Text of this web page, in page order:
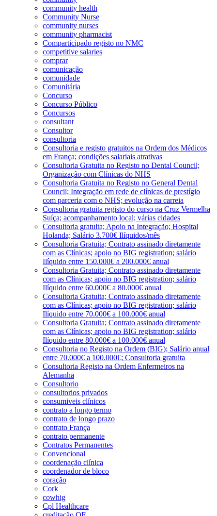
community health
Community Nurse
community nurses
community pharmacist
Comparticipado registo no NMC
competitive salaries
comprar
comunicação
comunidade
Comunitária
Concurso
Concurso Público
Concursos
consultant
Consultor
consultoria
Consultoria e registo gratuitos na Ordem dos Médicos
em França; condições salariais atrativas
Consultoria Gratuita no Registo no Dental Council;
Organização com Clínicas do NHS
Consultoria Gratuita no Registo no General Dental
Council; Integração em rede de clínicas de prestígio
com parceria com o NHS; evolução na carreia
Consultoria gratuita registo do curso na Cruz Vermelha
Suíça; acompanhamento local; várias cidades
Consultoria gratuita; Apoio na Integração; Hospital
Holanda; Salário 3.700€ Ilíquidos/mês
Consultoria Gratuita; Contrato assinado diretamente
com as Clínicas; apoio no BIG registration; salário
Ilíquido entre 150.000€ a 200.000€ anual
Consultoria Gratuita; Contrato assinado diretamente
com as Clínicas; apoio no BIG registration; salário
Ilíquido entre 60.000€ a 80.000€ anual
Consultoria Gratuita; Contrato assinado diretamente
com as Clínicas; apoio no BIG registration; salário
Ilíquido entre 70.000€ a 100.000€ anual
Consultoria Gratuita; Contrato assinado diretamente
com as Clínicas; apoio no BIG registration; salário
Ilíquido entre 80.000€ a 100.000€ anual
Consultoria no Registo na Ordem (BIG); Salário anual
entre 70.000€ a 100.000€; Consultoria gratuita
Consultoria Registo na Ordem Enfermeiros na
Alemanha
Consultorio
consultorios privados
consumiveis clínicos
contrato a longo termo
contrato de longo prazo
contrato França
contrato permanente
Contratos Permanentes
Convencional
coordenação clínica
coordenador de bloco
coração
Cork
cowhig
Cpl Healthcare